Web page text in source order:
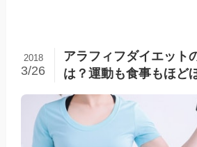
アラフィフダイエット
は？運動も食事もほど
2018
3/26